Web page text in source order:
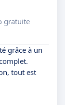
gratuite
grâce à un
tout est